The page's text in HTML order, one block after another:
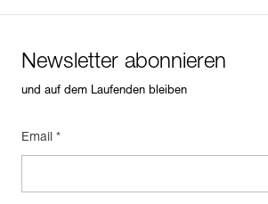
Newsletter abonnieren
und auf dem Laufenden bleiben
Email *